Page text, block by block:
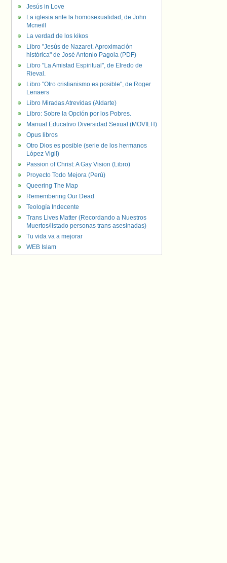
Jesús in Love
La iglesia ante la homosexualidad, de John
Mcneill
La verdad de los kikos
Libro "Jesús de Nazaret. Aproximación
histórica" de José Antonio Pagola (PDF)
Libro "La Amistad Espiritual", de Elredo de
Rieval.
Libro "Otro cristianismo es posible", de Roger
Lenaers
Libro Miradas Atrevidas (Aldarte)
Libro: Sobre la Opción por los Pobres.
Manual Educativo Diversidad Sexual (MOVILH)
Opus libros
Otro Dios es posible (serie de los hermanos
López Vigil)
Passion of Christ: A Gay Vision (Libro)
Proyecto Todo Mejora (Perú)
Queering The Map
Remembering Our Dead
Teología Indecente
Trans Lives Matter (Recordando a Nuestros
Muertos/listado personas trans asesinadas)
Tu vida va a mejorar
WEB Islam